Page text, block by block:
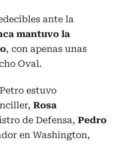
ante la
mantuvo la
, con apenas unas
Oval.
estuvo
Rosa
de Defensa, Pedro
en Washington,